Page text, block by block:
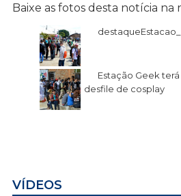
Baixe as fotos desta notícia na
Estação Geek
desfile de cosplay
VÍDEOS